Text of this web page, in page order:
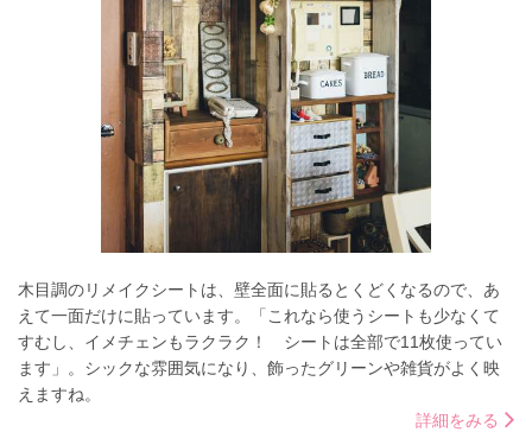
木目調のリメイクシートは、壁全面に貼るとくどくなるので、あ
えて一面だけに貼っています。「これなら使うシートも少なくて
すむし、イメチェンもラクラク！ シートは全部で11枚使ってい
ます」。シックな雰囲気になり、飾ったグリーンや雑貨がよく映
えますね。
詳細をみる